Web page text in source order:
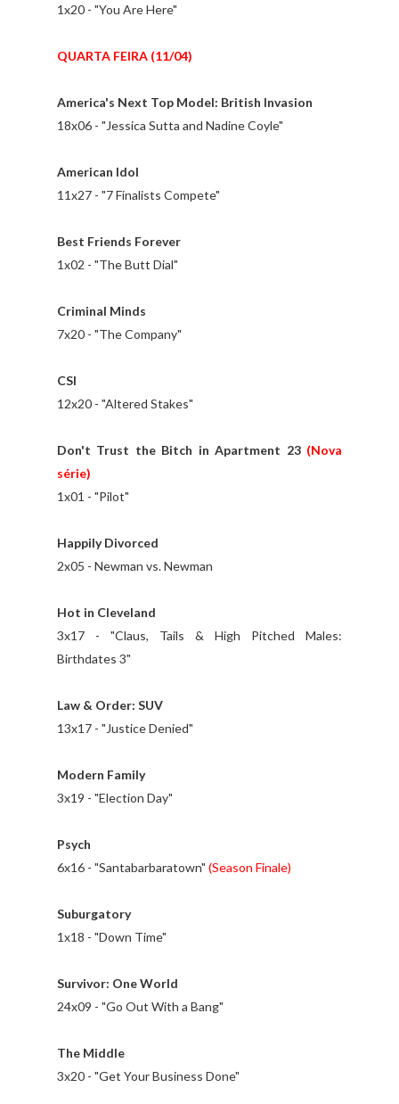
1x20 - "You Are Here"
QUARTA FEIRA (11/04)
America's Next Top Model: British Invasion
18x06 - "Jessica Sutta and Nadine Coyle"
American Idol
11x27 - "7 Finalists Compete"
Best Friends Forever
1x02 - "The Butt Dial"
Criminal Minds
7x20 - "The Company"
CSI
12x20 - "Altered Stakes"
Don't Trust the Bitch in Apartment 23 (Nova
série)
1x01 - "Pilot"
Happily Divorced
2x05 - Newman vs. Newman
Hot in Cleveland
3x17 - "Claus, Tails & High Pitched Males:
Birthdates 3"
Law & Order: SUV
13x17 - "Justice Denied"
Modern Family
3x19 - "Election Day"
Psych
6x16 - "Santabarbaratown" (Season Finale)
Suburgatory
1x18 - "Down Time"
Survivor: One World
24x09 - "Go Out With a Bang"
The Middle
3x20 - "Get Your Business Done"